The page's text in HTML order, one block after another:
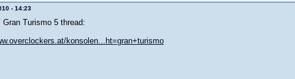
- 14:23
Gran Turismo 5 thread:
konsolen...ht=gran+turismo